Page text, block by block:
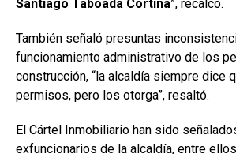
Santiago Taboada Cortina”, recalcó.
También señaló presuntas
funcionamiento administrativo de los
construcción, “la alcaldía siempre dice
permisos, pero los otorga”, resaltó.
El Cártel Inmobiliario han sido
exfuncionarios de la alcaldía, entre